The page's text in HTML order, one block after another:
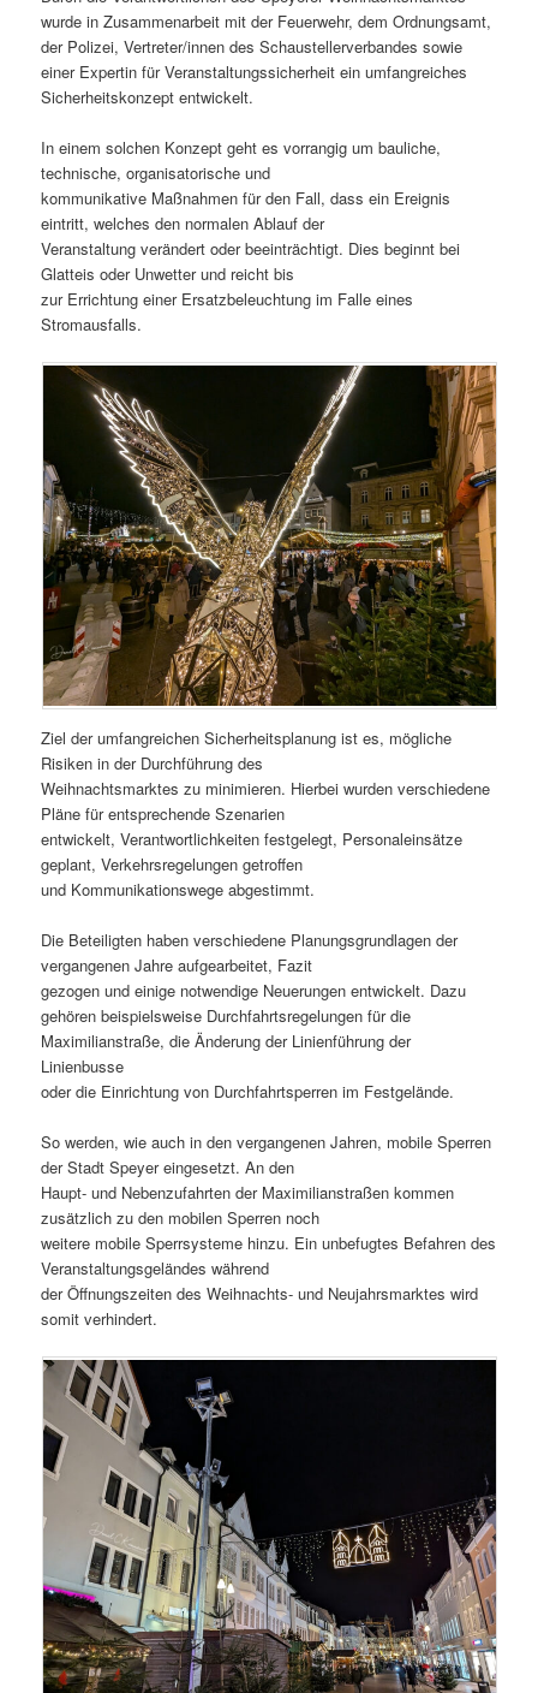
wurde in Zusammenarbeit mit der Feuerwehr, dem Ordnungsamt,
der Polizei, Vertreter/innen des Schaustellerverbandes sowie
einer Expertin für Veranstaltungssicherheit ein umfangreiches
Sicherheitskonzept entwickelt.
In einem solchen Konzept geht es vorrangig um bauliche,
technische, organisatorische und
kommunikative Maßnahmen für den Fall, dass ein Ereignis
eintritt, welches den normalen Ablauf der
Veranstaltung verändert oder beeinträchtigt. Dies beginnt bei
Glatteis oder Unwetter und reicht bis
zur Errichtung einer Ersatzbeleuchtung im Falle eines
Stromausfalls.
Ziel der umfangreichen Sicherheitsplanung ist es, mögliche
Risiken in der Durchführung des
Weihnachtsmarktes zu minimieren. Hierbei wurden verschiedene
Pläne für entsprechende Szenarien
entwickelt, Verantwortlichkeiten festgelegt, Personaleinsätze
geplant, Verkehrsregelungen getroffen
und Kommunikationswege abgestimmt.
Die Beteiligten haben verschiedene Planungsgrundlagen der
vergangenen Jahre aufgearbeitet, Fazit
gezogen und einige notwendige Neuerungen entwickelt. Dazu
gehören beispielsweise Durchfahrtsregelungen für die
Maximilianstraße, die Änderung der Linienführung der
Linienbusse
oder die Einrichtung von Durchfahrtsperren im Festgelände.
So werden, wie auch in den vergangenen Jahren, mobile Sperren
der Stadt Speyer eingesetzt. An den
Haupt- und Nebenzufahrten der Maximilianstraßen kommen
zusätzlich zu den mobilen Sperren noch
weitere mobile Sperrsysteme hinzu. Ein unbefugtes Befahren des
Veranstaltungsgeländes während
der Öffnungszeiten des Weihnachts- und Neujahrsmarktes wird
somit verhindert.